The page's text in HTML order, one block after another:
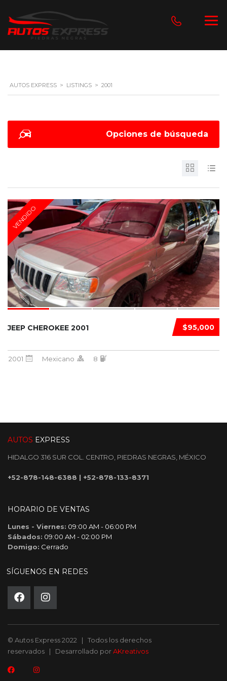
AUTOS EXPRESS > LISTINGS > 2001
Opciones de búsqueda
VENDIDO
$95,000
JEEP CHEROKEE 2001
2001 Mexicano 8
AUTOS EXPRESS
HIDALGO 316 SUR COL. CENTRO, PIEDRAS NEGRAS, MÉXICO
+52-878-148-6388 | +52-878-133-8371
HORARIO DE VENTAS
Lunes - Viernes: 09:00 AM - 06:00 PM
Sábados: 09:00 AM - 02:00 PM
Domigo: Cerrado
SÍGUENOS EN REDES
© Autos Express 2022 | Todos los derechos
reservados | Desarrollado porAKreativos